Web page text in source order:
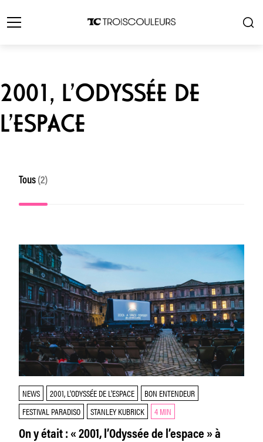
2001, L’ODYSSÉE DE
L’ESPACE
Tous (2)
NEWS 2001, L'ODYSSÉE DE L'ESPACE
BON ENTENDEUR
FESTIVAL PARADISO
STANLEY KUBRICK 4 MIN
On y était : « 2001, l’Odyssée de l’espace » à